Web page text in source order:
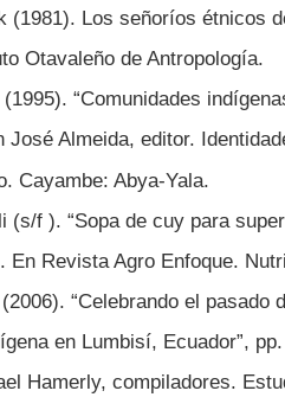
(1981). Los señoríos étnicos
Otavaleño de Antropología.
“Comunidades
José Almeida, editor.
Cayambe: Abya-Yala.
(s/f ). “Sopa de cuy para
En Revista Agro Enfoque.
“Celebrando el pasado
en Lumbisí, Ecuador”,
Hamerly, compiladores.